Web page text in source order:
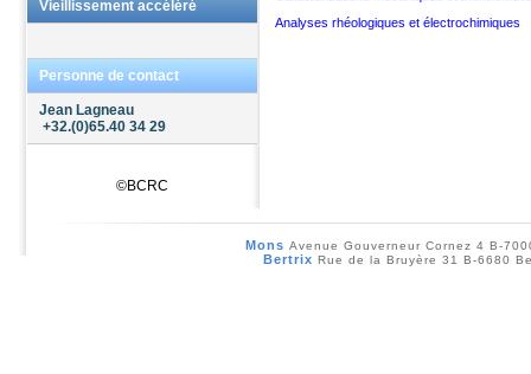
©BCRC
Conditionnement
Mise en forme
Usinage
Revêtement céramique
Vieillissement accéléré
Personne de contact
Jean Lagneau
+32.(0)65.40 34 29
Analyses rhéologiques et électrochimiques
Mons Avenue Gouverneur Cornez 4 B-
Bertrix Rue de la Bruyère 31 B-6680